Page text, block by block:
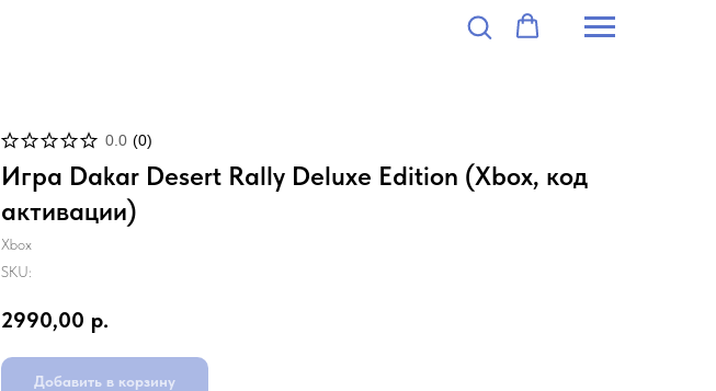
0.0 (0)
Игра Dakar Desert Rally Deluxe Edition (Xbox, код
активации)
Xbox
SKU:
2990,00 р.
Добавить в корзину